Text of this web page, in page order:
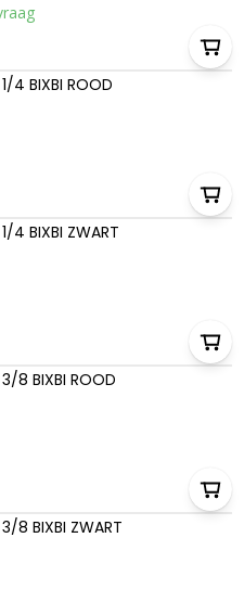
4 BIXBI ROOD
4 BIXBI ZWART
3/8 BIXBI ROOD
8 BIXBI ZWART